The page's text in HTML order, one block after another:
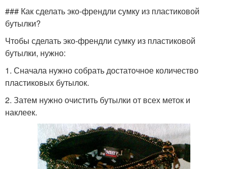
### Как сделать эко-френдли сумку из пластиковой
бутылки?
Чтобы сделать эко-френдли сумку из пластиковой
бутылки, нужно:
1. Сначала нужно собрать достаточное количество
пластиковых бутылок.
2. Затем нужно очистить бутылки от всех меток и
наклеек.